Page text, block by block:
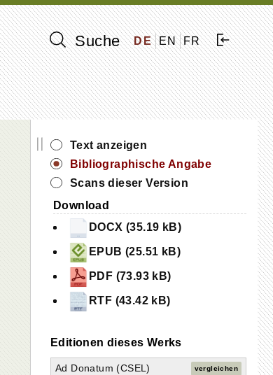
Suche DE EN FR
||
Text anzeigen
Bibliographische Angabe
Scans dieser Version
Download
DOCX (35.19 kB)
EPUB (25.51 kB)
PDF (73.93 kB)
RTF (43.42 kB)
Editionen dieses Werks
Ad Donatum (CSEL) vergleichen